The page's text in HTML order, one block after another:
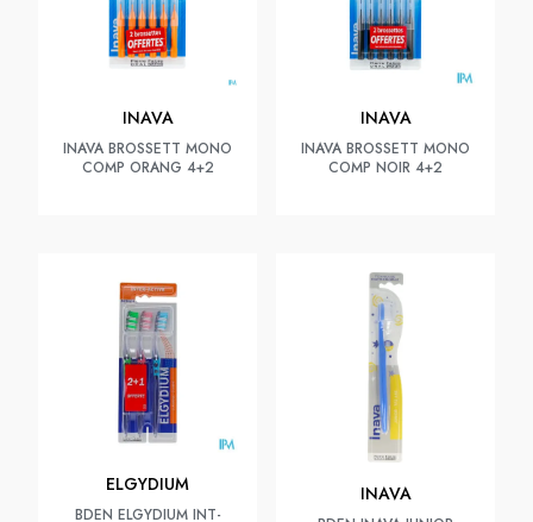
INAVA
INAVA BROSSETT MONO
COMP ORANG 4+2
INAVA
INAVA BROSSETT MONO
COMP NOIR 4+2
ELGYDIUM
BDEN ELGYDIUM INT-
INAVA